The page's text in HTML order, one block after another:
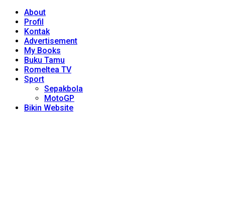
About
Profil
Kontak
Advertisement
My Books
Buku Tamu
Romeltea TV
Sport
Sepakbola
MotoGP
Bikin Website